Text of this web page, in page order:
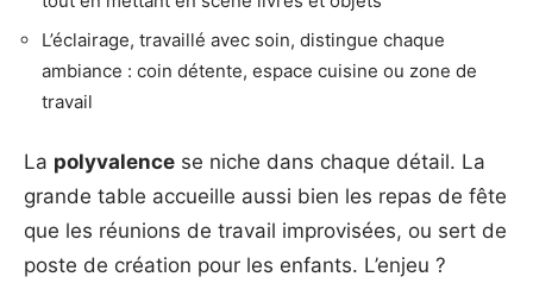
L’éclairage, travaillé avec soin, distingue chaque
ambiance : coin détente, espace cuisine ou zone de
travail
La polyvalence se niche dans chaque détail. La
grande table accueille aussi bien les repas de fête
que les réunions de travail improvisées, ou sert de
poste de création pour les enfants. L’enjeu ?